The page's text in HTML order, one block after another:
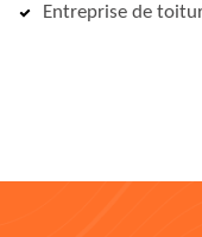
Entreprise de